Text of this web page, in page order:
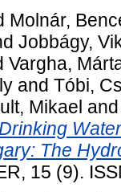
Molnár,
Jobbágy,
Vargha,
and Tóbi,
Mikael
The
15 (9).